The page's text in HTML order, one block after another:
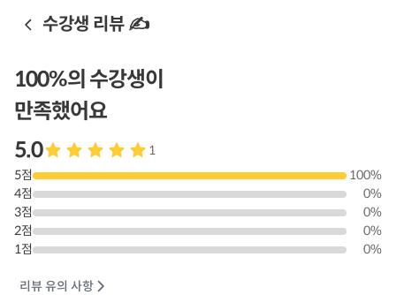
수강생 리뷰 ✍️
100%의 수강생이
만족했어요
5.0
1
5점 100%
4점 0%
3점 0%
2점 0%
1점 0%
리뷰 유의 사항